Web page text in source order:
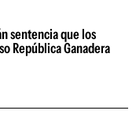
sentencia que los
República Ganadera